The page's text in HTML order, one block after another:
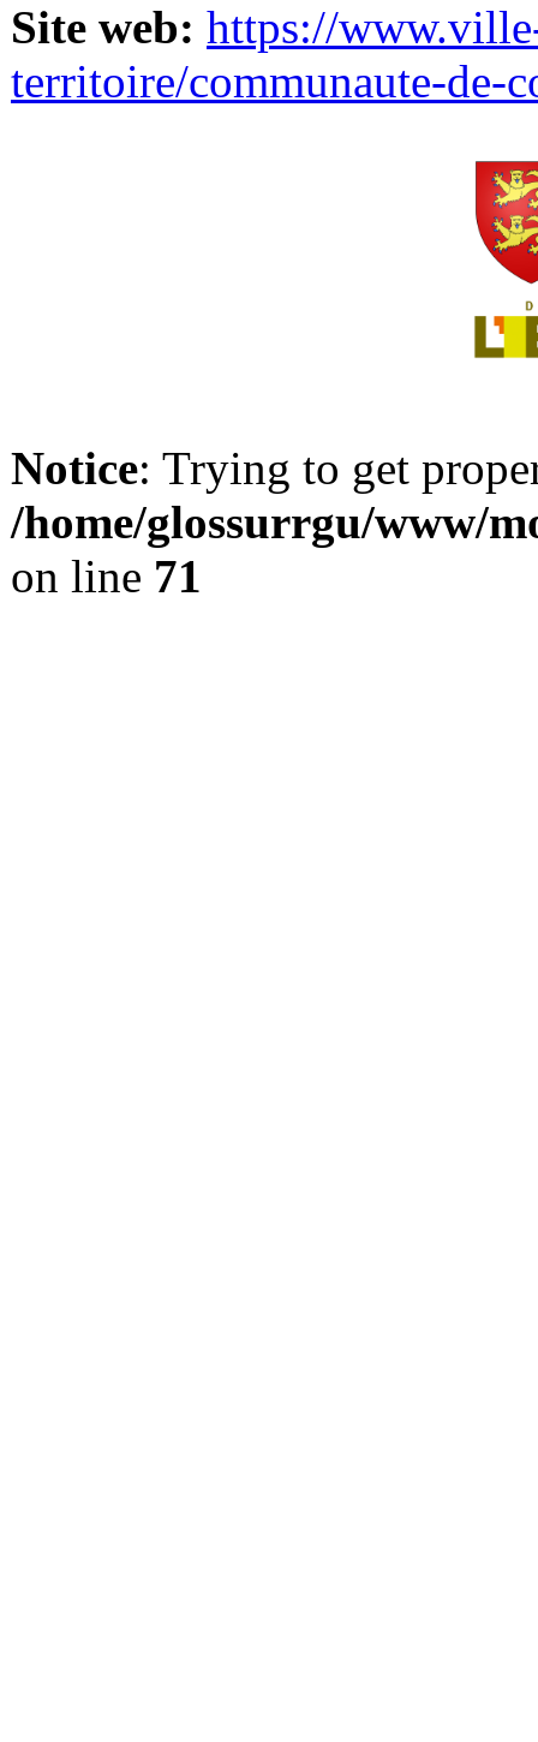
Site web: https://
territoire/communaute-de-
Notice: Trying to get
/home/glossurrgu/www/
on line 71